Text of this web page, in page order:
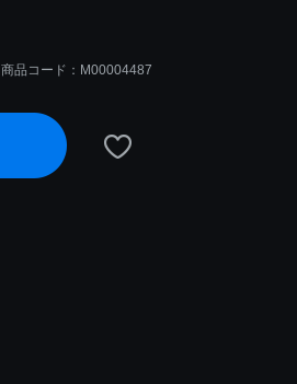
商品コード：M00004487